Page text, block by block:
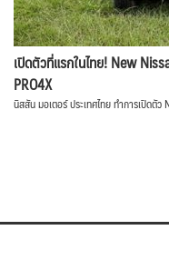
เปิดตัวที่แรกในไทย! New
PRO4X
นิสสัน มอเตอร์ ประเทศไทย ทำการเปิดตั